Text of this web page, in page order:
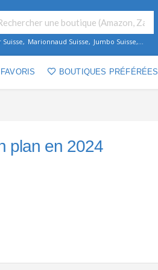
Suisse, Marionnaud Suisse, Jumbo Suisse,...
BOUTIQUES PRÉFÉRÉES
plan en 2024